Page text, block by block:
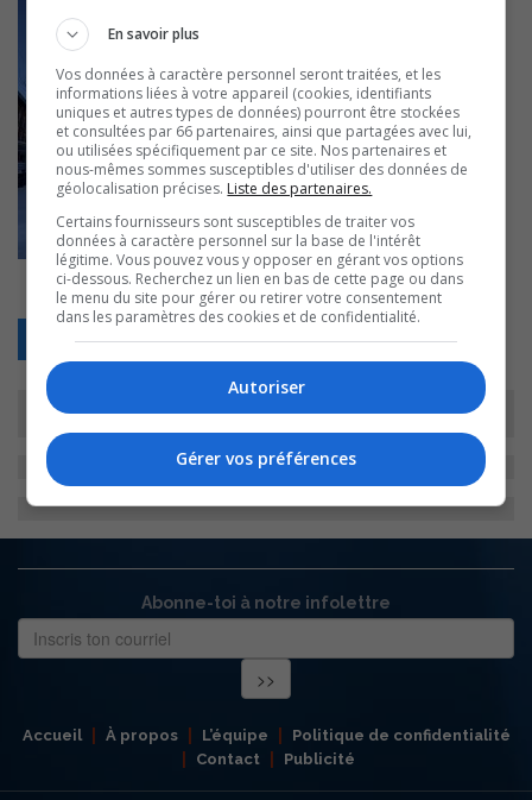
Retour
Abonne-toi à notre infolettre
Accueil À propos L’équipe
Politique de confidentialité
Contact
Publicité
En savoir plus
Vos données à caractère personnel seront traitées, et les
informations liées à votre appareil (cookies, identifiants
uniques et autres types de données) pourront être stockées
et consultées par 66 partenaires, ainsi que partagées avec lui,
ou utilisées spécifiquement par ce site. Nos partenaires et
nous-mêmes sommes susceptibles d'utiliser des données de
géolocalisation précises. Liste des partenaires.
Certains fournisseurs sont susceptibles de traiter vos
données à caractère personnel sur la base de l'intérêt
légitime. Vous pouvez vous y opposer en gérant vos options
ci-dessous. Recherchez un lien en bas de cette page ou dans
le menu du site pour gérer ou retirer votre consentement
dans les paramètres des cookies et de confidentialité.
Autoriser
Gérer vos préférences